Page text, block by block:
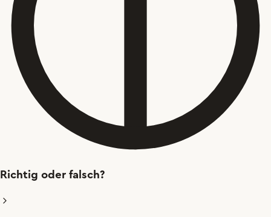
Richtig oder falsch?